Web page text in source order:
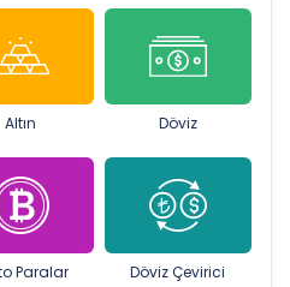
Altın Döviz
Paralar Döviz Çevirici